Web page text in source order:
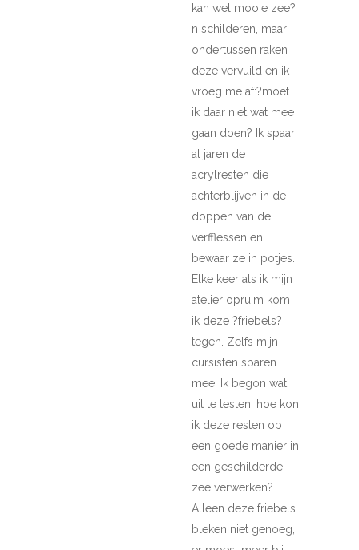
kan wel mooie zee?
n schilderen, maar
ondertussen raken
deze vervuild en ik
vroeg me af:?moet
ik daar niet wat mee
gaan doen? Ik spaar
al jaren de
acrylresten die
achterblijven in de
doppen van de
verfflessen en
bewaar ze in potjes.
Elke keer als ik mijn
atelier opruim kom
ik deze ?friebels?
tegen. Zelfs mijn
cursisten sparen
mee. Ik begon wat
uit te testen, hoe kon
ik deze resten op
een goede manier in
een geschilderde
zee verwerken?
Alleen deze friebels
bleken niet genoeg,